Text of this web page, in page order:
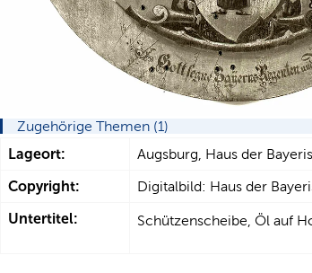
Zugehörige Themen (1)
Lageort: Augsburg, Haus der
Copyright: Digitalbild: Haus der
Untertitel: Schützenscheibe, Öl auf